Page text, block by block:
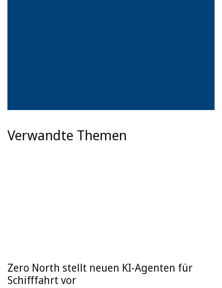
Verwandte Themen
Zero North stellt neuen KI-Agenten für
Schifffahrt vor